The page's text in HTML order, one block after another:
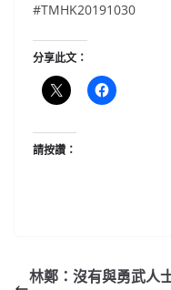
#TMHK20191030
分享此文：
請按讚：
林鄭：沒有與勇武人